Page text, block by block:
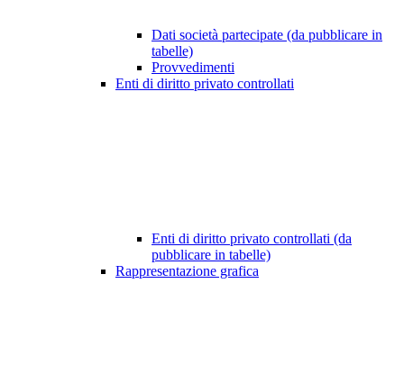
Dati società partecipate (da pubblicare in
tabelle)
Provvedimenti
Enti di diritto privato controllati
Enti di diritto privato controllati (da
pubblicare in tabelle)
Rappresentazione grafica